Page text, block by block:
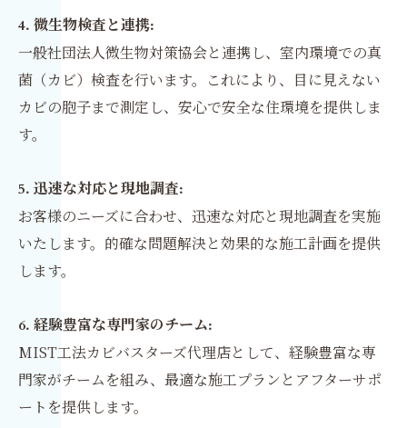
4. 微生物検査と連携:
一般社団法人微生物対策協会と連携し、室内環境での真
菌（カビ）検査を行います。これにより、目に見えない
カビの胞子まで測定し、安心で安全な住環境を提供しま
す。
5. 迅速な対応と現地調査:
お客様のニーズに合わせ、迅速な対応と現地調査を実施
いたします。的確な問題解決と効果的な施工計画を提供
します。
6. 経験豊富な専門家のチーム:
MIST工法カビバスターズ代理店として、経験豊富な専
門家がチームを組み、最適な施工プランとアフターサポ
ートを提供します。